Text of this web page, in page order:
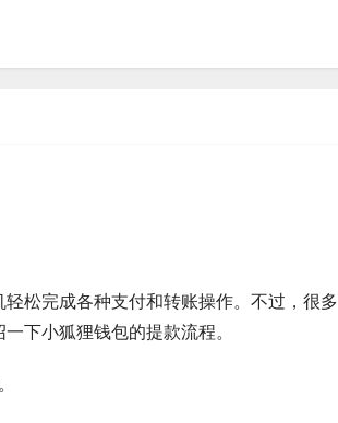
松完成各种支付和转账操作。不过，很多
下小狐狸钱包的提款流程。